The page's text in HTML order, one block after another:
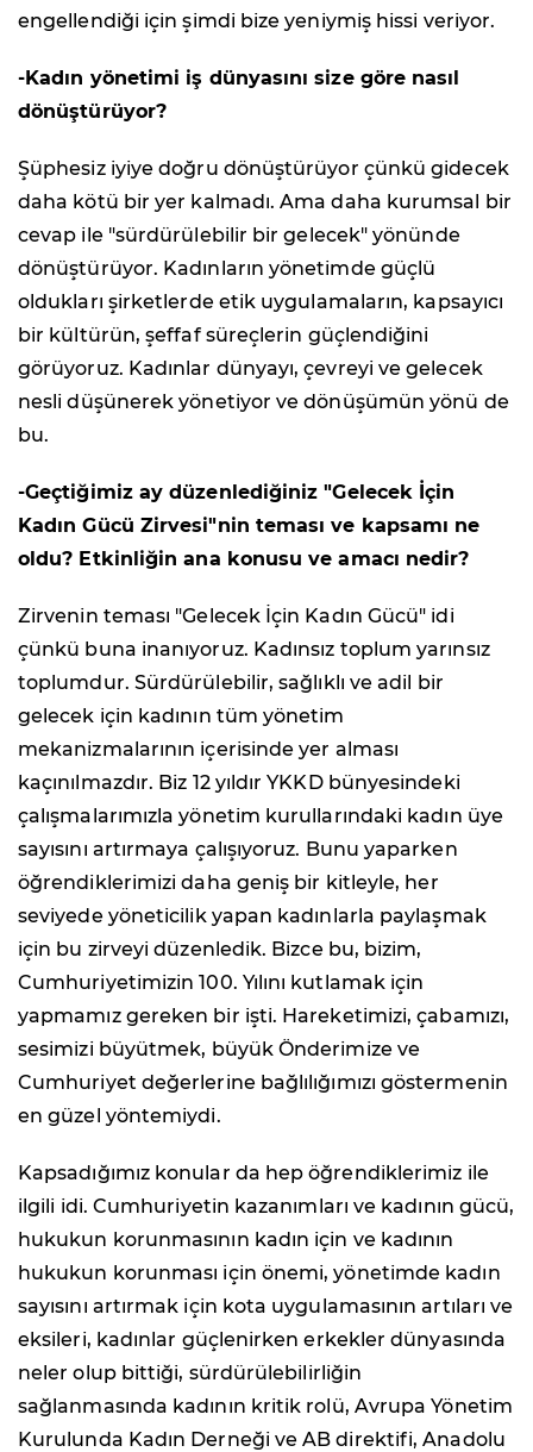
engellendiği için şimdi bize yeniymiş hissi veriyor.
-Kadın yönetimi iş dünyasını size göre nasıl
dönüştürüyor?
Şüphesiz iyiye doğru dönüştürüyor çünkü gidecek
daha kötü bir yer kalmadı. Ama daha kurumsal bir
cevap ile "sürdürülebilir bir gelecek" yönünde
dönüştürüyor. Kadınların yönetimde güçlü
oldukları şirketlerde etik uygulamaların, kapsayıcı
bir kültürün, şeffaf süreçlerin güçlendiğini
görüyoruz. Kadınlar dünyayı, çevreyi ve gelecek
nesli düşünerek yönetiyor ve dönüşümün yönü de
bu.
-Geçtiğimiz ay düzenlediğiniz "Gelecek İçin
Kadın Gücü Zirvesi"nin teması ve kapsamı ne
oldu? Etkinliğin ana konusu ve amacı nedir?
Zirvenin teması "Gelecek İçin Kadın Gücü" idi
çünkü buna inanıyoruz. Kadınsız toplum yarınsız
toplumdur. Sürdürülebilir, sağlıklı ve adil bir
gelecek için kadının tüm yönetim
mekanizmalarının içerisinde yer alması
kaçınılmazdır. Biz 12 yıldır YKKD bünyesindeki
çalışmalarımızla yönetim kurullarındaki kadın üye
sayısını artırmaya çalışıyoruz. Bunu yaparken
öğrendiklerimizi daha geniş bir kitleyle, her
seviyede yöneticilik yapan kadınlarla paylaşmak
için bu zirveyi düzenledik. Bizce bu, bizim,
Cumhuriyetimizin 100. Yılını kutlamak için
yapmamız gereken bir işti. Hareketimizi, çabamızı,
sesimizi büyütmek, büyük Önderimize ve
Cumhuriyet değerlerine bağlılığımızı göstermenin
en güzel yöntemiydi.
Kapsadığımız konular da hep öğrendiklerimiz ile
ilgili idi. Cumhuriyetin kazanımları ve kadının gücü,
hukukun korunmasının kadın için ve kadının
hukukun korunması için önemi, yönetimde kadın
sayısını artırmak için kota uygulamasının artıları ve
eksileri, kadınlar güçlenirken erkekler dünyasında
neler olup bittiği, sürdürülebilirliğin
sağlanmasında kadının kritik rolü, Avrupa Yönetim
Kurulunda Kadın Derneği ve AB direktifi, Anadolu